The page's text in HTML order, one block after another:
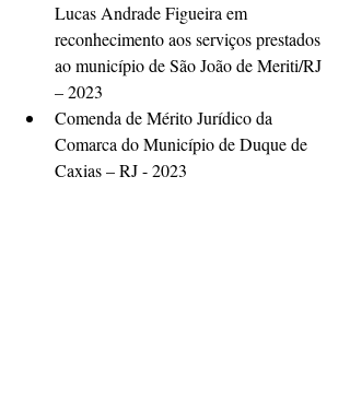
Lucas Andrade Figueira em
reconhecimento aos serviços prestados
ao município de São João de Meriti/RJ
– 2023
Comenda de Mérito Jurídico da
Comarca do Município de Duque de
Caxias – RJ - 2023